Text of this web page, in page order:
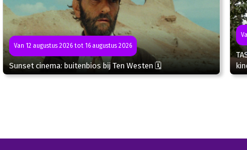
Van 12 augustus 2026 tot 16 augustus 2026
Sunset cinema: buitenbios bij Ten Westen 🗓